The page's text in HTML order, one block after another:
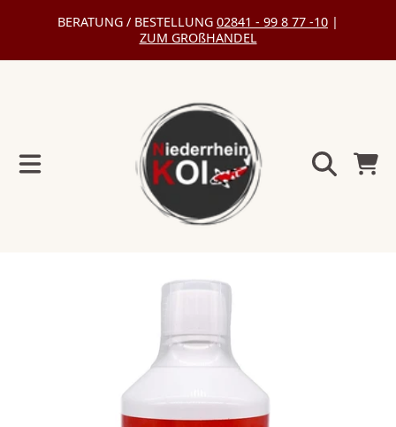
DIREKT
INHALT
BERATUNG / BESTELLUNG 02841 - 99 8 77 -10 |
ZUM GROßHANDEL